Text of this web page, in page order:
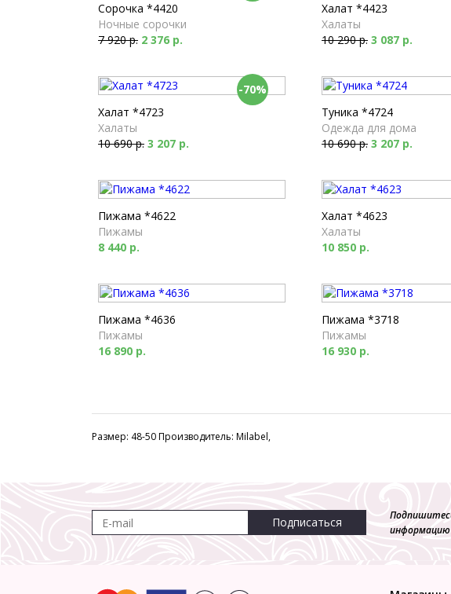
Сорочка *4420
Ночные сорочки
7 920 р. 2 376 р.
Халат *4423
Халаты
10 290 р. 3 087 р.
-70%
Халат *4723
Халаты
10 690 р. 3 207 р.
Туника *4724
Одежда для дома
10 690 р. 3 207 р.
Пижама *4622
Пижамы
8 440 р.
Халат *4623
Халаты
10 850 р.
Пижама *4636
Пижамы
16 890 р.
Пижама *3718
Пижамы
16 930 р.
Размер: 48-50 Производитель: Milabel,
Подписаться